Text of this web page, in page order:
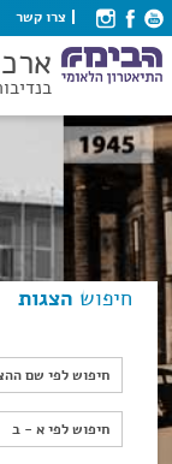
צרו קשר
חיפוש הצגות
חיפוש לפי שם
חיפוש לפי א - ב
חיפוש לפי א - ב